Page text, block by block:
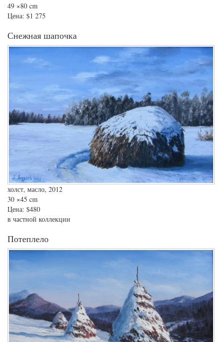
49 ×80 cm
Цена: $1 275
Снежная шапочка
холст, масло, 2012
30 ×45 cm
Цена: $480
в частной коллекции
Потеплело